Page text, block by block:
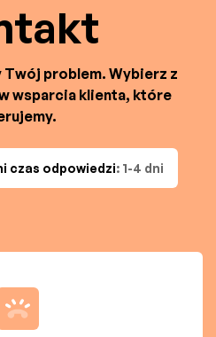
problem. Wybierz z
wsparcia klienta, które
czas odpowiedzi: 1-4 dni